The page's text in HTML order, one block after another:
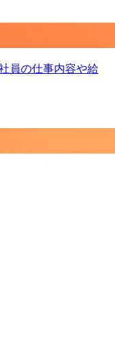
員の仕事内容や給